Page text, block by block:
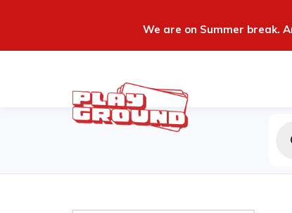
We are on Summer break.